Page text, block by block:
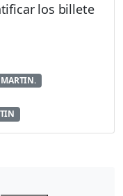
los billete
MARTIN.